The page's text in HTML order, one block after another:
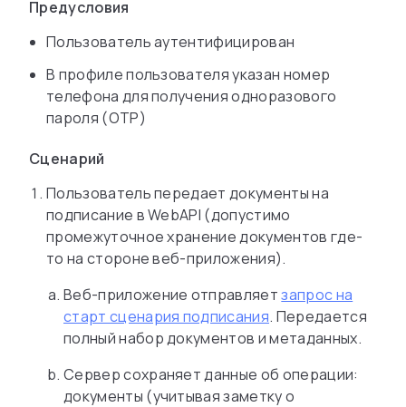
Предусловия
Пользователь аутентифицирован
В профиле пользователя указан номер
телефона для получения одноразового
пароля (OTP)
Сценарий
Пользователь передает документы на
подписание в WebAPI (допустимо
промежуточное хранение документов где-
то на стороне веб-приложения).
Веб-приложение отправляетзапрос на
старт сценария подписания. Передается
полный набор документов и метаданных.
Сервер сохраняет данные об операции:
документы (учитывая заметку о